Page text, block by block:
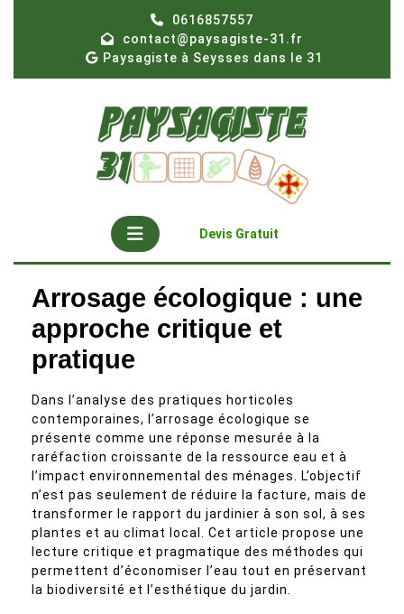
0616857557
contact@paysagiste-31.fr
Paysagiste à Seysses dans le 31
OpenDevis Gratuit
Arrosage écologique : une
approche critique et
pratique
Dans l’analyse des pratiques horticoles
contemporaines, l’arrosage écologique se
présente comme une réponse mesurée à la
raréfaction croissante de la ressource eau et à
l’impact environnemental des ménages. L’objectif
n’est pas seulement de réduire la facture, mais de
transformer le rapport du jardinier à son sol, à ses
plantes et au climat local. Cet article propose une
lecture critique et pragmatique des méthodes qui
permettent d’économiser l’eau tout en préservant
la biodiversité et l’esthétique du jardin.